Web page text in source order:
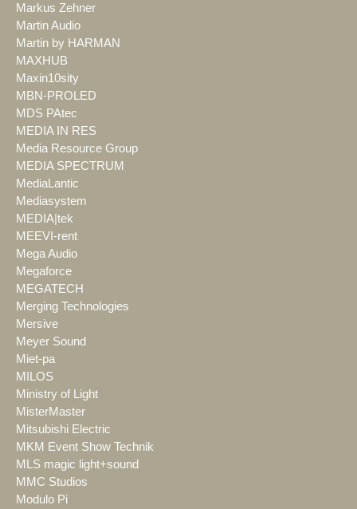
Markus Zehner
Martin Audio
Martin by HARMAN
MAXHUB
Maxin10sity
MBN-PROLED
MDS PAtec
MEDIA IN RES
Media Resource Group
MEDIA SPECTRUM
MediaLantic
Mediasystem
MEDIA|tek
MEEVI-rent
Mega Audio
Megaforce
MEGATECH
Merging Technologies
Mersive
Meyer Sound
Miet-pa
MILOS
Ministry of Light
MisterMaster
Mitsubishi Electric
MKM Event Show Technik
MLS magic light+sound
MMC Studios
Modulo Pi